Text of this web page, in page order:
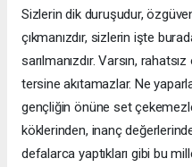
Sizlerin dik duruşudur,
çıkmanızdır, sizlerin işte
sarılmanızdır. Varsın,
tersine akıtamazlar. Ne
gençliğin önüne set
köklerinden, inanç
defalarca yaptıkları gibi bu